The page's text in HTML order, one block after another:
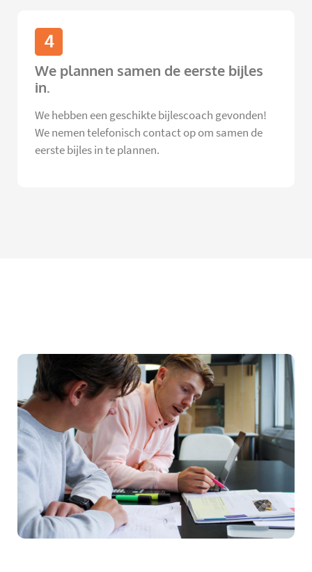
4
We plannen samen de eerste bijles
in.
We hebben een geschikte bijlescoach gevonden!
We nemen telefonisch contact op om samen de
eerste bijles in te plannen.